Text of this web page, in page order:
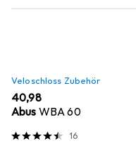
Veloschloss Zubehör
EUR
40,98
Abus WBA 60
16